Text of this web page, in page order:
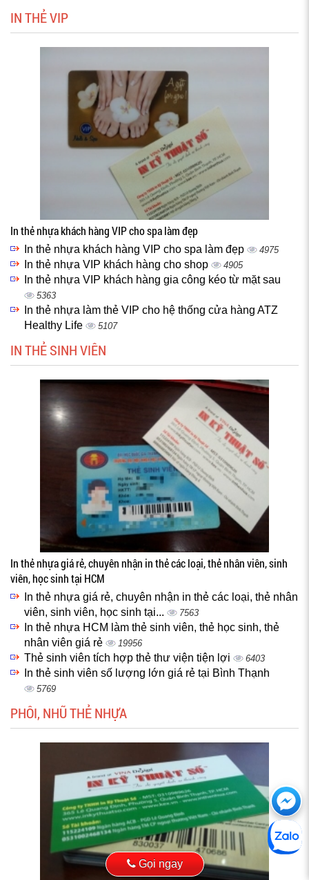
IN THẺ VIP
In thẻ nhựa khách hàng VIP cho spa làm đẹp
In thẻ nhựa khách hàng VIP cho spa làm đẹp 4975
In thẻ nhựa VIP khách hàng cho shop 4905
In thẻ nhựa VIP khách hàng gia công kéo từ mặt sau
5363
In thẻ nhựa làm thẻ VIP cho hệ thống cửa hàng ATZ
Healthy Life
5107
IN THẺ SINH VIÊN
In thẻ nhựa giá rẻ, chuyên nhận in thẻ các loại, thẻ nhân viên, sinh
viên, học sinh tại HCM
In thẻ nhựa giá rẻ, chuyên nhận in thẻ các loại, thẻ nhân
viên, sinh viên, học sinh tại...
7563
In thẻ nhựa HCM làm thẻ sinh viên, thẻ học sinh, thẻ
nhân viên giá rẻ
19956
Thẻ sinh viên tích hợp thẻ thư viện tiện lợi 6403
In thẻ sinh viên số lượng lớn giá rẻ tại Bình Thạnh
5769
PHÔI, NHŨ THẺ NHỰA
Gọi ngay
với